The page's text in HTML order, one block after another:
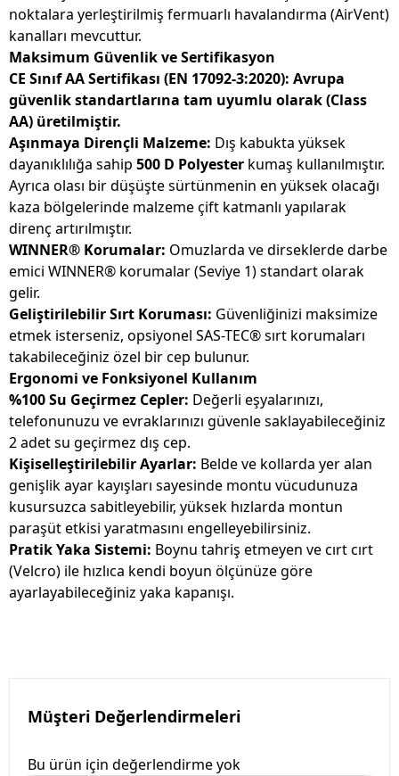
noktalara yerleştirilmiş fermuarlı havalandırma (AirVent)
kanalları mevcuttur.
Maksimum Güvenlik ve Sertifikasyon
CE Sınıf AA Sertifikası (EN 17092-3:2020): Avrupa
güvenlik standartlarına tam uyumlu olarak (Class
AA) üretilmiştir.
Aşınmaya Dirençli Malzeme: Dış kabukta yüksek
dayanıklılığa sahip 500 D Polyester kumaş kullanılmıştır.
Ayrıca olası bir düşüşte sürtünmenin en yüksek olacağı
kaza bölgelerinde malzeme çift katmanlı yapılarak
direnç artırılmıştır.
WINNER® Korumalar: Omuzlarda ve dirseklerde darbe
emici WINNER® korumalar (Seviye 1) standart olarak
gelir.
Geliştirilebilir Sırt Koruması: Güvenliğinizi maksimize
etmek isterseniz, opsiyonel SAS-TEC® sırt korumaları
takabileceğiniz özel bir cep bulunur.
Ergonomi ve Fonksiyonel Kullanım
%100 Su Geçirmez Cepler: Değerli eşyalarınızı,
telefonunuzu ve evraklarınızı güvenle saklayabileceğiniz
2 adet su geçirmez dış cep.
Kişiselleştirilebilir Ayarlar: Belde ve kollarda yer alan
genişlik ayar kayışları sayesinde montu vücudunuza
kusursuzca sabitleyebilir, yüksek hızlarda montun
paraşüt etkisi yaratmasını engelleyebilirsiniz.
Pratik Yaka Sistemi: Boynu tahriş etmeyen ve cırt cırt
(Velcro) ile hızlıca kendi boyun ölçünüze göre
ayarlayabileceğiniz yaka kapanışı.
Müşteri Değerlendirmeleri
Bu ürün için değerlendirme yok